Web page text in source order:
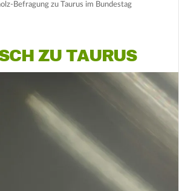
Befragung zu Taurus im Bundestag
ZU TAURUS